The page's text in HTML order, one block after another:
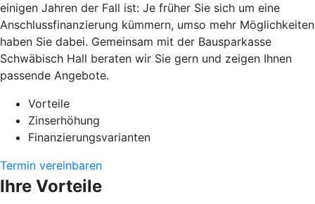
einigen Jahren der Fall ist: Je früher Sie sich um eine
Anschlussfinanzierung kümmern, umso mehr Möglichkeiten
haben Sie dabei. Gemeinsam mit der Bausparkasse
Schwäbisch Hall beraten wir Sie gern und zeigen Ihnen
passende Angebote.
Vorteile
Zinserhöhung
Finanzierungsvarianten
Termin vereinbaren
Ihre Vorteile